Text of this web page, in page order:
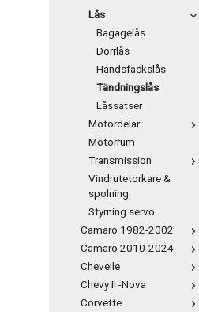
Lås
Bagagelås
Dörrlås
Handsfackslås
Tändningslås
Låssatser
Motordelar
Motorrum
Transmission
Vindrutetorkare &
spolning
Styrning servo
Camaro 1982-2002
Camaro 2010-2024
Chevelle
Chevy II -Nova
Corvette